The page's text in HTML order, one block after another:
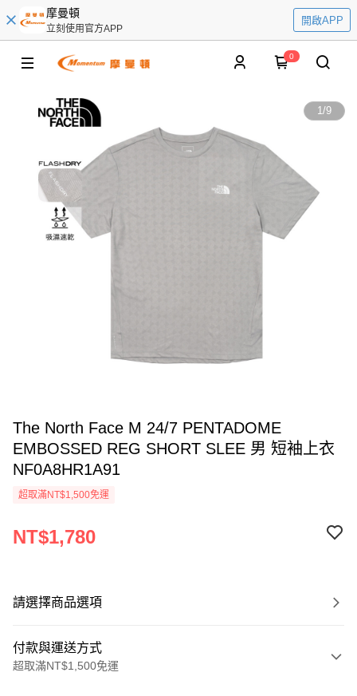
摩曼頓
立刻使用官方APP
開啟APP
0
1/9
The North Face M 24/7 PENTADOME
EMBOSSED REG SHORT SLEE 男 短袖上衣
NF0A8HR1A91
超取滿NT$1,500免運
NT$1,780
請選擇商品選項
付款與運送方式
超取滿NT$1,500免運